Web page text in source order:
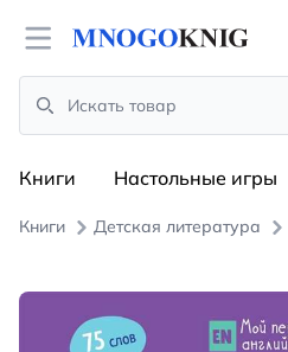
Open menu
Search
Книги Настольные игры
Книги Детская литература